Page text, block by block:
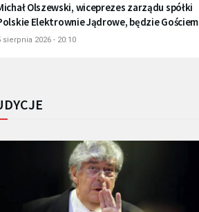
Olszewski, wiceprezes zarządu spółki
Elektrownie Jądrowe, będzie Gościem
Gdańsk
sierpnia 2026 - 20:10